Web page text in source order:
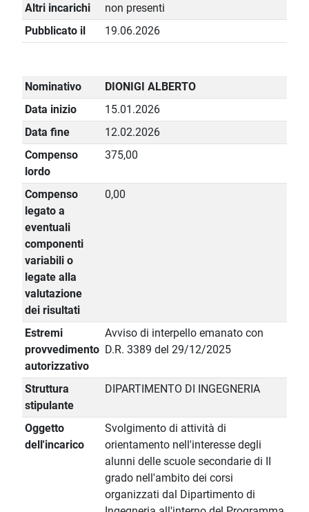
Altri incarichi
non presenti
Pubblicato il
19.06.2026
Nominativo
DIONIGI ALBERTO
Data inizio
15.01.2026
Data fine
12.02.2026
Compenso
lordo
375,00
Compenso
legato a
eventuali
componenti
variabili o
legate alla
valutazione
dei risultati
0,00
Estremi
provvedimento
autorizzativo
Avviso di interpello emanato con
D.R. 3389 del 29/12/2025
Struttura
stipulante
DIPARTIMENTO DI INGEGNERIA
Oggetto
dell'incarico
Svolgimento di attività di
orientamento nell'interesse degli
alunni delle scuole secondarie di II
grado nell'ambito dei corsi
organizzati dal Dipartimento di